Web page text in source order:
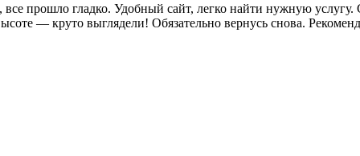
прошло гладко. Удобный сайт, легко найти нужную
— круто выглядели! Обязательно вернусь снова.